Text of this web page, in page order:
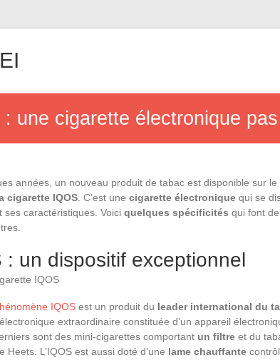
: une cigarette électronique
années, un nouveau produit de tabac est disponible sur le
cigarette IQOS . C’est une cigarette électronique qui se
ses caractéristiques. Voici quelques spécificités qui font
: un dispositif exceptionnel
IQOS est un produit du leader international du
extraordinaire constituée d’un appareil
sont des mini-cigarettes comportant un filtre et du
Heets. L’IQOS est aussi doté d’une lame chauffante